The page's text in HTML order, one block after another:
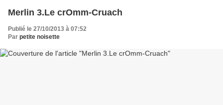
Merlin 3.Le crOmm-Cruach
Publié le 27/10/2013 à 07:52
Par petite noisette